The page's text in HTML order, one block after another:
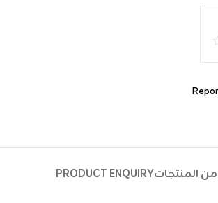
من المنتجاتPRODUCT ENQUIRY